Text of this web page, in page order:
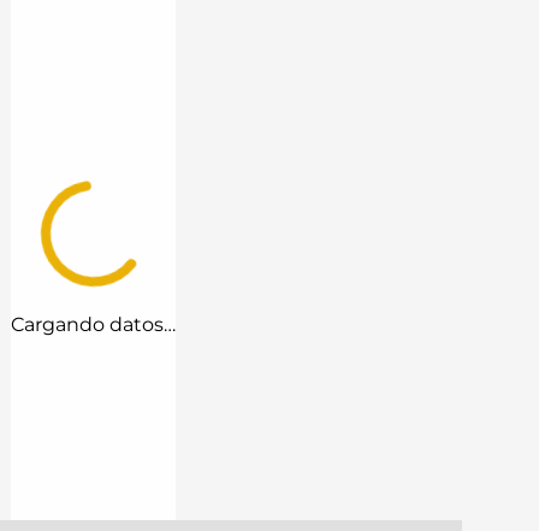
Cargando datos…